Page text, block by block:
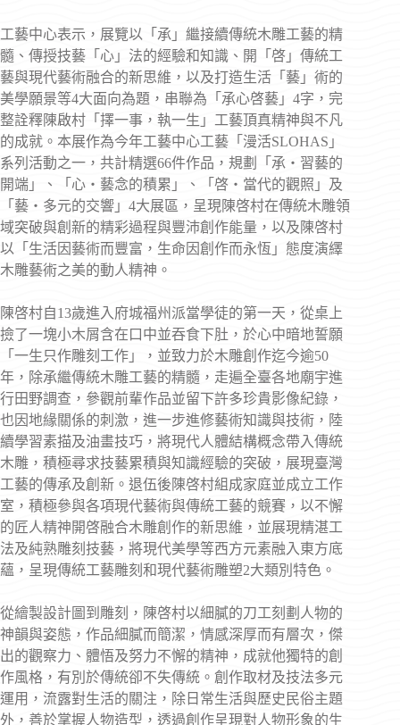
工藝中心表示，展覽以「承」繼接續傳統木雕工藝的精
髓、傳授技藝「心」法的經驗和知識、開「啓」傳統工
藝與現代藝術融合的新思維，以及打造生活「藝」術的
美學願景等4大面向為題，串聯為「承心啓藝」4字，完
整詮釋陳啟村「擇一事，執一生」工藝頂真精神與不凡
的成就。本展作為今年工藝中心工藝「漫活SLOHAS」
系列活動之一，共計精選66件作品，規劃「承‧習藝的
開端」、「心‧藝念的積累」、「啓‧當代的觀照」及
「藝‧多元的交響」4大展區，呈現陳啓村在傳統木雕領
域突破與創新的精彩過程與豐沛創作能量，以及陳啓村
以「生活因藝術而豐富，生命因創作而永恆」態度演繹
木雕藝術之美的動人精神。
陳啓村自13歲進入府城福州派當學徒的第一天，從桌上
撿了一塊小木屑含在口中並吞食下肚，於心中暗地誓願
「一生只作雕刻工作」，並致力於木雕創作迄今逾50
年，除承繼傳統木雕工藝的精髓，走遍全臺各地廟宇進
行田野調查，參觀前輩作品並留下許多珍貴影像紀錄，
也因地緣關係的刺激，進一步進修藝術知識與技術，陸
續學習素描及油畫技巧，將現代人體結構概念帶入傳統
木雕，積極尋求技藝累積與知識經驗的突破，展現臺灣
工藝的傳承及創新。退伍後陳啓村組成家庭並成立工作
室，積極參與各項現代藝術與傳統工藝的競賽，以不懈
的匠人精神開啓融合木雕創作的新思維，並展現精湛工
法及純熟雕刻技藝，將現代美學等西方元素融入東方底
蘊，呈現傳統工藝雕刻和現代藝術雕塑2大類別特色。
從繪製設計圖到雕刻，陳啓村以細膩的刀工刻劃人物的
神韻與姿態，作品細膩而簡潔，情感深厚而有層次，傑
出的觀察力、體悟及努力不懈的精神，成就他獨特的創
作風格，有別於傳統卻不失傳統。創作取材及技法多元
運用，流露對生活的關注，除日常生活與歷史民俗主題
外，善於掌握人物造型，透過創作呈現對人物形象的生